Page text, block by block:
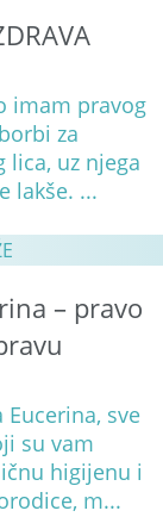
imam pravog
za
lica, uz njega
lakše. ...
– pravo
sve
su vam
higijenu i
m...